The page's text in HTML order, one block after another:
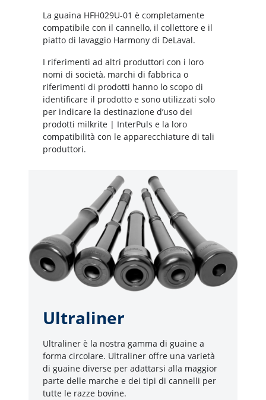
La guaina HFH029U-01 è completamente
compatibile con il cannello, il collettore e il
piatto di lavaggio Harmony di DeLaval.
I riferimenti ad altri produttori con i loro
nomi di società, marchi di fabbrica o
riferimenti di prodotti hanno lo scopo di
identificare il prodotto e sono utilizzati solo
per indicare la destinazione d’uso dei
prodotti milkrite | InterPuls e la loro
compatibilità con le apparecchiature di tali
produttori.
Ultraliner
Ultraliner è la nostra gamma di guaine a
forma circolare. Ultraliner offre una varietà
di guaine diverse per adattarsi alla maggior
parte delle marche e dei tipi di cannelli per
tutte le razze bovine.